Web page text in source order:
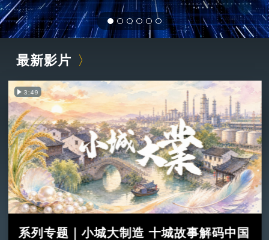
最新影片
3:49
系列专题｜小城大制造 十城故事解码中国